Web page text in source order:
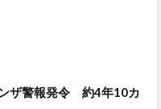
ザ警報発令 約4年10カ